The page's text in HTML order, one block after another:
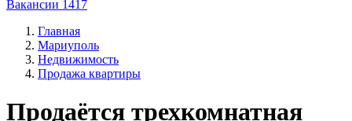
Вакансии 1417
Главная
Мариуполь
Недвижимость
Продажа квартиры
Продаётся трехкомнатная